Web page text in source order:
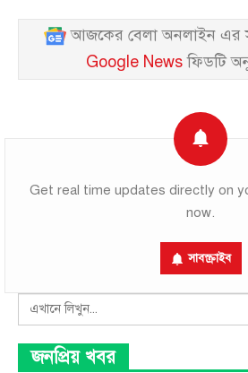
আজকের বেলা অনলাইন এর
Google Newsফিডটি
Get real time updates directly on
now.
সাবস্ক্রাইব
Search
জনপ্রিয় খবর